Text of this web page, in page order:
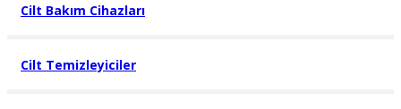
Cilt Bakım Cihazları
Cilt Temizleyiciler